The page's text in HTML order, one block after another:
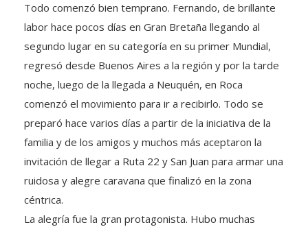
Todo comenzó bien temprano. Fernando, de brillante
labor hace pocos días en Gran Bretaña llegando al
segundo lugar en su categoría en su primer Mundial,
regresó desde Buenos Aires a la región y por la tarde
noche, luego de la llegada a Neuquén, en Roca
comenzó el movimiento para ir a recibirlo. Todo se
preparó hace varios días a partir de la iniciativa de la
familia y de los amigos y muchos más aceptaron la
invitación de llegar a Ruta 22 y San Juan para armar una
ruidosa y alegre caravana que finalizó en la zona
céntrica.
La alegría fue la gran protagonista. Hubo muchas